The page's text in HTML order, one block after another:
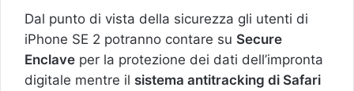
Dal punto di vista della sicurezza gli utenti di
iPhone SE 2 potranno contare su Secure
Enclave per la protezione dei dati dell’impronta
digitale mentre il sistema antitracking di Safari